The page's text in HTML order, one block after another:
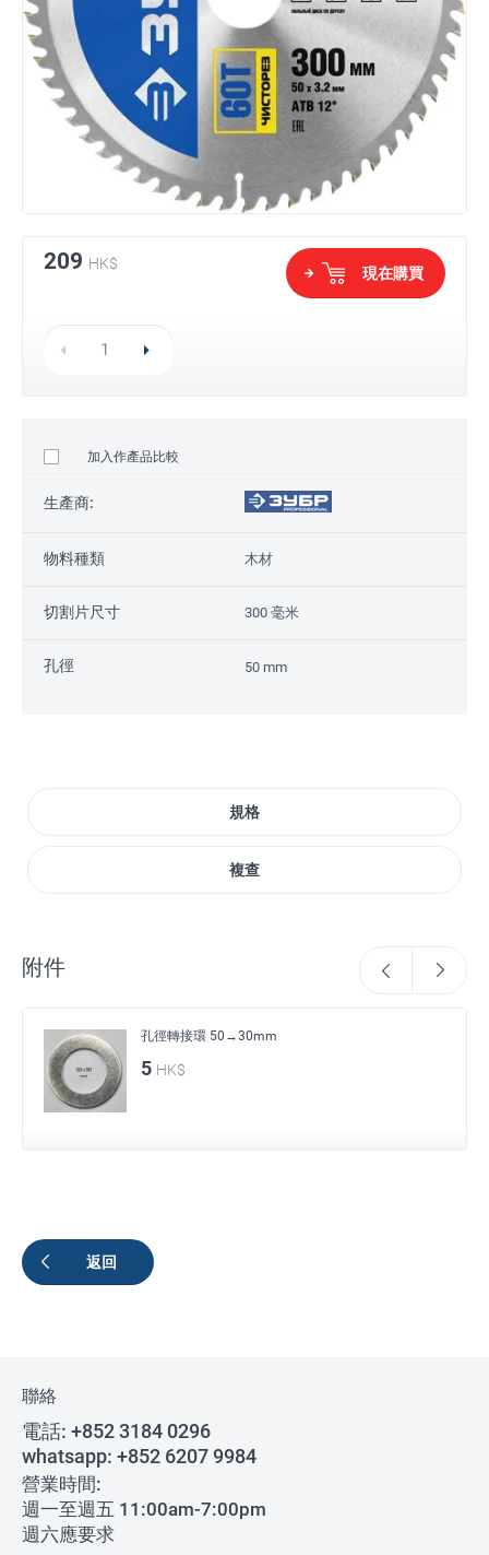
209 HK$
現在購買
加入作產品比較
生產商:
物料種類 木材
切割片尺寸 300 毫米
孔徑 50 mm
規格
複查
附件
孔徑轉接環 50→30mm
5 HK$
返回
聯絡
電話: +852 3184 0296
whatsapp: +852 6207 9984
營業時間:
週一至週五 11:00am-7:00pm
週六應要求